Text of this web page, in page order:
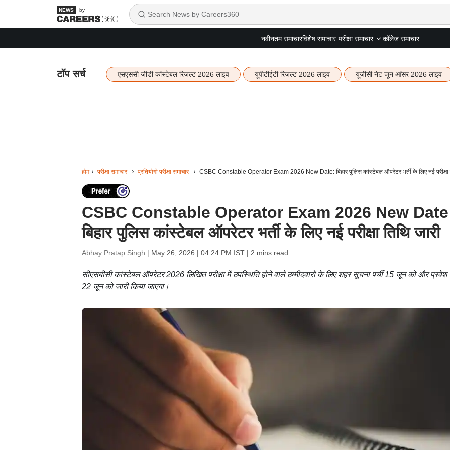
by
नवीनतम समाचारविशेष समाचार परीक्षा समाचार कॉलेज समाचार
टॉप सर्च एसएससी जीडी कांस्टेबल रिजल्ट 2026 लाइव यूपीटीईटी रिजल्ट 2026 लाइव यूजीसी नेट जून आंसर 2026 लाइव
होम परीक्षा समाचार प्रतियोगी परीक्षा समाचार CSBC Constable Operator Exam 2026 New Date: बिहार पुलिस कांस्टेबल ऑपरेटर भर्ती के लिए नई परीक्षा
CSBC Constable Operator Exam 2026 New
बिहार पुलिस कांस्टेबल ऑपरेटर भर्ती के लिए नई परीक्षा तिथि जारी
Abhay Pratap Singh | May 26, 2026 | 04:24 PM IST| 2 mins read
सीएसबीसी कांस्टेबल ऑपरेटर 2026 लिखित परीक्षा में उपस्थिति होने वाले उम्मीदवारों के लिए शहर सूचना पर्ची 15 जून को और प्रवेश
22 जून को जारी किया जाएगा।